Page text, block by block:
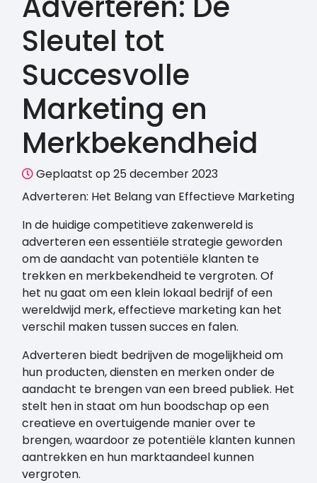
Sleutel tot
Succesvolle
Marketing en
Merkbekendheid
Geplaatst op 25 december 2023
Adverteren: Het Belang van Effectieve Marketing
In de huidige competitieve zakenwereld is
adverteren een essentiële strategie geworden
om de aandacht van potentiële klanten te
trekken en merkbekendheid te vergroten. Of
het nu gaat om een klein lokaal bedrijf of een
wereldwijd merk, effectieve marketing kan het
verschil maken tussen succes en falen.
Adverteren biedt bedrijven de mogelijkheid om
hun producten, diensten en merken onder de
aandacht te brengen van een breed publiek. Het
stelt hen in staat om hun boodschap op een
creatieve en overtuigende manier over te
brengen, waardoor ze potentiële klanten kunnen
aantrekken en hun marktaandeel kunnen
vergroten.